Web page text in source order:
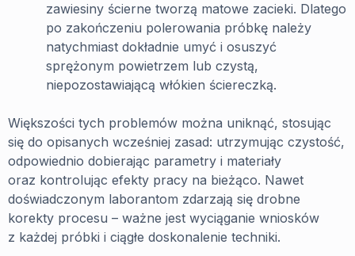
zawiesiny ścierne tworzą matowe zacieki. Dlatego
po zakończeniu polerowania próbkę należy
natychmiast dokładnie umyć i osuszyć
sprężonym powietrzem lub czystą,
niepozostawiającą włókien ściereczką.
Większości tych problemów można uniknąć, stosując
się do opisanych wcześniej zasad: utrzymując czystość,
odpowiednio dobierając parametry i materiały
oraz kontrolując efekty pracy na bieżąco. Nawet
doświadczonym laborantom zdarzają się drobne
korekty procesu – ważne jest wyciąganie wniosków
z każdej próbki i ciągłe doskonalenie techniki.